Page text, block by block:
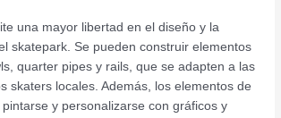
una mayor libertad en el diseño y la
skatepark. Se pueden construir elementos
quarter pipes y rails, que se adapten a las
skaters locales. Además, los elementos de
y personalizarse con gráficos y